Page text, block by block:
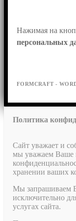
персональных
FORMCRAFT -
Политика
Сайт уважает и
мы уважаем Ваше
хранении ваших
Мы запрашиваем
исключительно
услугах сайта.